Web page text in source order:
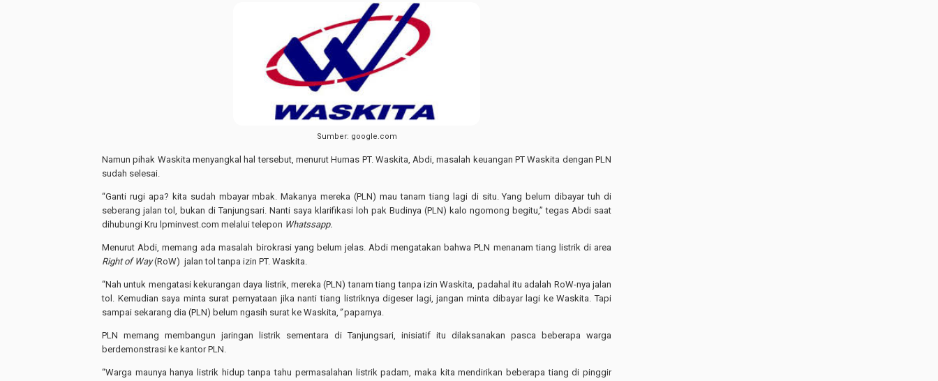
Sumber: google.com
Namun pihak Waskita menyangkal hal tersebut, menurut Humas PT. Waskita, Abdi, masalah keuangan PT Waskita dengan PLN
sudah selesai.
“Ganti rugi apa? kita sudah mbayar mbak. Makanya mereka (PLN) mau tanam tiang lagi di situ. Yang belum dibayar tuh di
seberang jalan tol, bukan di Tanjungsari. Nanti saya klarifikasi loh pak Budinya (PLN) kalo ngomong begitu,” tegas Abdi saat
dihubungi Kru lpminvest.com melalui telepon Whatssapp.
Menurut Abdi, memang ada masalah birokrasi yang belum jelas. Abdi mengatakan bahwa PLN menanam tiang listrik di area
Right of Way(RoW) jalan tol tanpa izin PT. Waskita.
“Nah untuk mengatasi kekurangan daya listrik, mereka (PLN) tanam tiang tanpa izin Waskita, padahal itu adalah RoW-nya jalan
tol. Kemudian saya minta surat pernyataan jika nanti tiang listriknya digeser lagi, jangan minta dibayar lagi ke Waskita. Tapi
sampai sekarang dia (PLN) belum ngasih surat ke Waskita, ”paparnya.
PLN memang membangun jaringan listrik sementara di Tanjungsari, inisiatif itu dilaksanakan pasca beberapa warga
berdemonstrasi ke kantor PLN.
“Warga maunya hanya listrik hidup tanpa tahu permasalahan listrik padam, maka kita mendirikan beberapa tiang di pinggir